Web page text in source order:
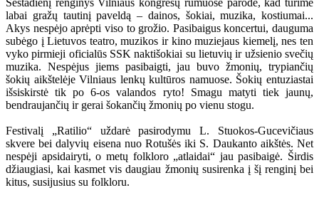
labai gražų tautinį paveldą – dainos, šokiai, muzika, kostiumai...
Akys nespėjo aprėpti viso to grožio. Pasibaigus koncertui, dauguma
subėgo į Lietuvos teatro, muzikos ir kino muziejaus kiemelį, nes ten
vyko pirmieji oficialūs SSK naktišokiai su lietuvių ir užsienio svečių
muzika. Nespėjus jiems pasibaigti, jau buvo žmonių, trypiančių
šokių aikštelėje Vilniaus lenkų kultūros namuose. Šokių entuziastai
išsiskirstė tik po 6-os valandos ryto! Smagu matyti tiek jaunų,
bendraujančių ir gerai šokančių žmonių po vienu stogu.
Festivalį „Ratilio“ uždarė pasirodymu L. Stuokos-Gucevičiaus
skvere bei dalyvių eisena nuo Rotušės iki S. Daukanto aikštės. Net
nespėji apsidairyti, o metų folkloro „atlaidai“ jau pasibaigė. Širdis
džiaugiasi, kai kasmet vis daugiau žmonių susirenka į šį renginį bei
kitus, susijusius su folkloru.